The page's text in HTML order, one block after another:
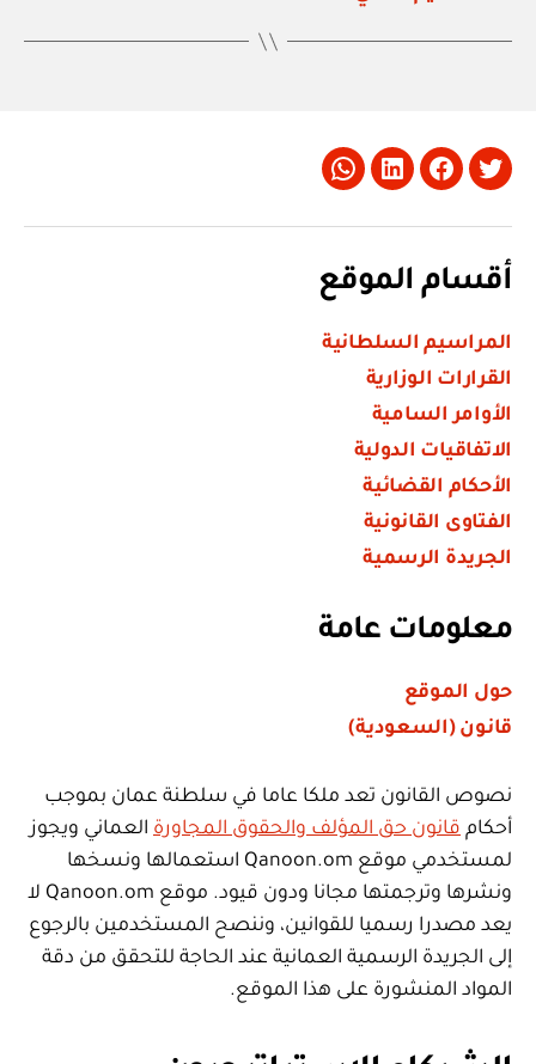
Twitter
Facebook
LinkedIn
Whatsapp
أقسام الموقع
المراسيم السلطانية
القرارات الوزارية
الأوامر السامية
الاتفاقيات الدولية
الأحكام القضائية
الفتاوى القانونية
الجريدة الرسمية
معلومات عامة
حول الموقع
قانون (السعودية)
نصوص القانون تعد ملكا عاما في سلطنة عمان بموجب
أحكام قانون حق المؤلف والحقوق المجاورة العماني ويجوز
لمستخدمي موقع Qanoon.om استعمالها ونسخها
ونشرها وترجمتها مجانا ودون قيود. موقع Qanoon.om لا
يعد مصدرا رسميا للقوانين، وننصح المستخدمين بالرجوع
إلى الجريدة الرسمية العمانية عند الحاجة للتحقق من دقة
المواد المنشورة على هذا الموقع.